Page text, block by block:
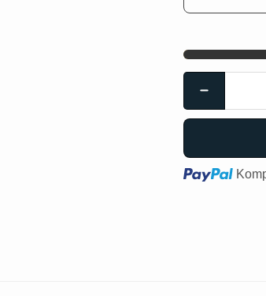
Loading...